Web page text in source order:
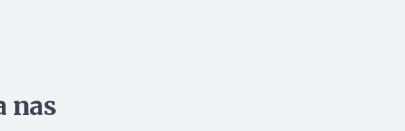
nas